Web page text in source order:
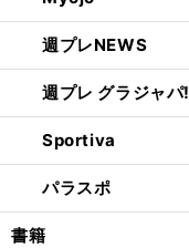
週プレNEWS
週プレ グラジャパ!
Sportiva
パラスポ
書籍